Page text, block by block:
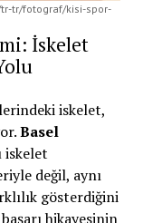
tr/fotograf/kisi-spor-
İskelet
iskelet,
Basel
iskelet
değil, aynı
gösterdiğini
hikayesinin